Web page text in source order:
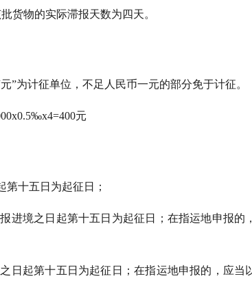
货物的实际滞报天数为四天。
”为计征单位，不足人民币一元的部分免于计征。
元
十五日为起征日；
进境之日起第十五日为起征日；在指运地申报的
日起第十五日为起征日；在指运地申报的，应当